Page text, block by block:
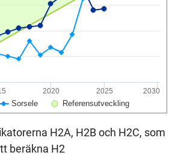
Sorsele Referensutveckling
2020 2025 2030
H2A, H2B och H2C, som
beräkna H2